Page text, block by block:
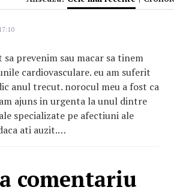
prevenim sau macar sa tinem
cardiovasculare. eu am suferit
anul trecut. norocul meu a fost ca
ajuns in urgenta la unul dintre
specializate pe afectiuni ale
ati auzit.…
comentariu